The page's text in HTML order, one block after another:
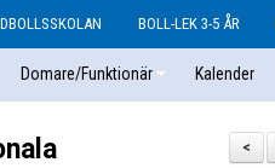
BOLL-LEK 3-5 ÅR
Domare/Funktionär Kalender
<